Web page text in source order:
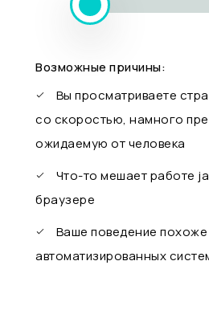
Возможные причины:
Вы просматриваете
со скоростью, намного
ожидаемую от человека
Что-то мешает работе
браузере
Ваше поведение
автоматизированных